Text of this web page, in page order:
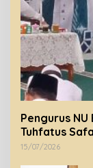
Pengurus
Tuhfatus
Syeikh
15/07/2026